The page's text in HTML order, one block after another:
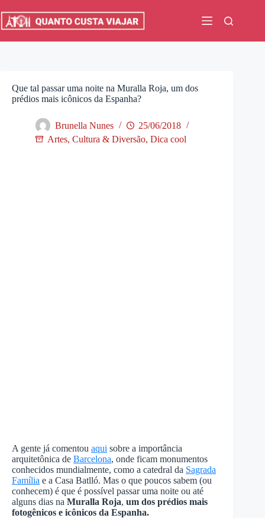
para
Que tal passar uma noite na Muralla Roja, um dos
prédios mais icônicos da Espanha?
Brunella Nunes
25/06/2018
Artes, Cultura & Diversão, Dica cool
A gente já comentou aqui sobre a importância
arquitetônica de Barcelona, onde ficam monumentos
conhecidos mundialmente, como a catedral da Sagrada
Família e a Casa Batlló. Mas o que poucos sabem (ou
conhecem) é que é possível passar uma noite ou até
alguns dias na Muralla Roja, um dos prédios mais
fotogênicos e icônicos da Espanha.